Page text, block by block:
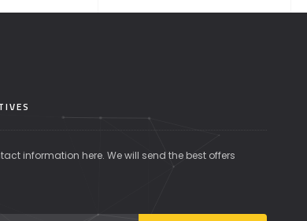
information here. We will send the best offers